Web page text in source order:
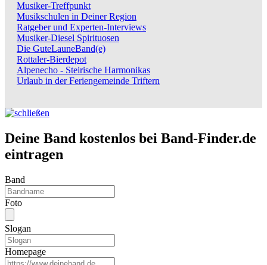
Musiker-Treffpunkt
Musikschulen in Deiner Region
Ratgeber und Experten-Interviews
Musiker-Diesel Spirituosen
Die GuteLauneBand(e)
Rottaler-Bierdepot
Alpenecho - Steirische Harmonikas
Urlaub in der Feriengemeinde Triftern
Deine Band kostenlos bei Band-Finder.de
eintragen
Band
Foto
Slogan
Homepage